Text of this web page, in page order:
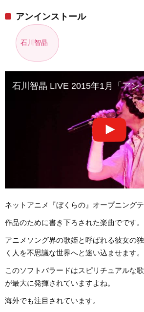
アンインストール
石川智晶
石川智晶 LIVE 2015年1月「アン
ネットアニメ『ぼくらの』オープニングテ
作品のために書き下ろされた楽曲でです。
アニメソング界の歌姫と呼ばれる彼女の
く人を不思議な世界へと迷い込ませます。
このソフトバラードはスピリチュアルな
が最大に発揮されていますよね。
海外でも注目されています。